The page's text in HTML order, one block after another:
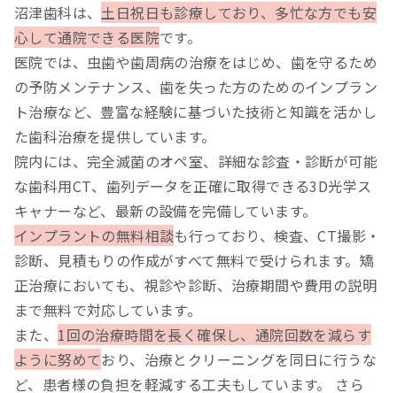
沼津歯科は、 土日祝日も診療しており、多忙な方でも安
心して通院できる医院です。
医院では、虫歯や歯周病の治療をはじめ、歯を守るため
の予防メンテナンス、歯を失った方のためのインプラン
ト治療など、豊富な経験に基づいた技術と知識を活かし
た歯科治療を提供しています。
院内には、完全滅菌のオペ室、詳細な診査・診断が可能
な歯科用CT、歯列データを正確に取得できる3D光学ス
キャナーなど、最新の設備を完備しています。
インプラントの無料相談も行っており、検査、CT撮影・
診断、見積もりの作成がすべて無料で受けられます。矯
正治療においても、視診や診断、治療期間や費用の説明
まで無料で対応しています。
また、 1回の治療時間を長く確保し、通院回数を減らす
ように努めており、治療とクリーニングを同日に行うな
ど、患者様の負担を軽減する工夫もしています。 さら